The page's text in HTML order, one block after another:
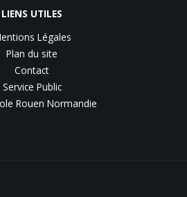
LIENS UTILES
Légales
Plan du site
Contact
Service Public
Rouen Normandie